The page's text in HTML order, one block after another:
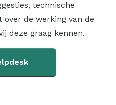
technische
de werking van de
deze graag kennen.